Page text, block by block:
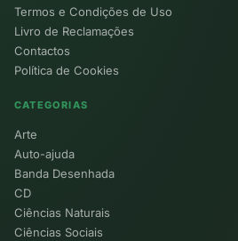
Termos e Condições de Uso
Livro de Reclamações
Contactos
Política de Cookies
CATEGORIAS
Arte
Auto-ajuda
Banda Desenhada
CD
Ciências Naturais
Ciências Sociais